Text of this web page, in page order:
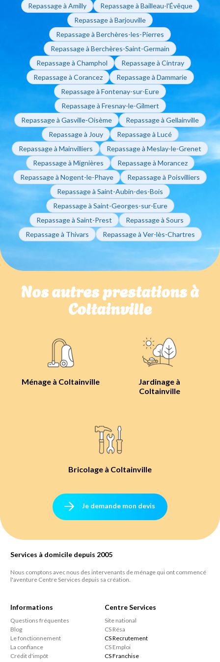
Repassage à Amilly
Repassage à Bailleau-l'Évêque
Repassage à Barjouville
Repassage à Berchères-les-Pierres
Repassage à Berchères-Saint-Germain
Repassage à Champhol
Repassage à Cintray
Repassage à Corancez
Repassage à Dammarie
Repassage à Fontenay-sur-Eure
Repassage à Fresnay-le-Gilmert
Repassage à Gasville-Oisème
Repassage à Gellainville
Repassage à Jouy
Repassage à Lucé
Repassage à Mainvilliers
Repassage à Meslay-le-Grenet
Repassage à Mignières
Repassage à Morancez
Repassage à Nogent-le-Phaye
Repassage à Poisvilliers
Repassage à Saint-Aubin-des-Bois
Repassage à Saint-Georges-sur-Eure
Repassage à Saint-Prest
Repassage à Sours
Repassage à Thivars
Repassage à Ver-lès-Chartres
Nos autres prestations à
Coltainville
Ménage à Coltainville
Jardinage à
Coltainville
Bricolage à Coltainville
Je demande mon devis
Services à domicile depuis 2005
Nous comptons avec nous des intervenants de ménage qui ont commencé
l'aventure Centre Services depuis sa création.
Informations
Questions fréquentes
Blog
Le fonctionnement
La confiance
Crédit d'impôt
Centre Services
Site national
CS Résa
CS Recrutement
CS Emploi
CS Franchise